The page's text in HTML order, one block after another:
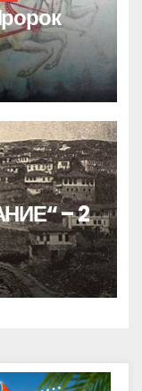
– 2